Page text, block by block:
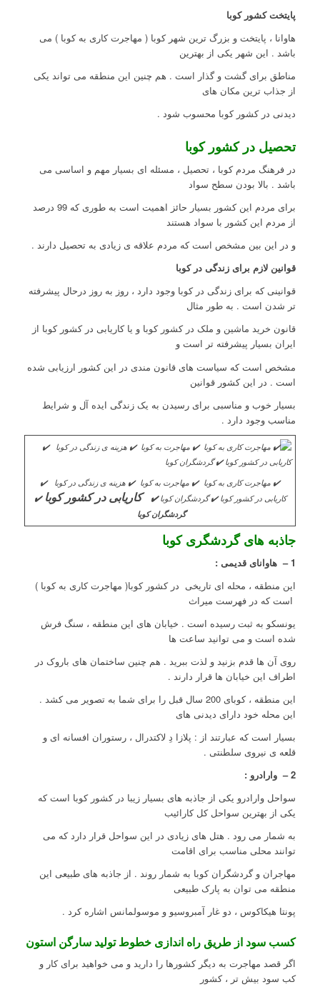
پایتخت کشور کوبا
هاوانا ، پایتخت و بزرگ ترین شهر کوبا ( مهاجرت کاری به کوبا ) می
باشد . این شهر یکی از بهترین
مناطق برای گشت و گذار است . هم چنین این منطقه می تواند یکی
از جذاب ترین مکان های
دیدنی در کشور کوبا محسوب شود .
تحصیل در کشور کوبا
در فرهنگ مردم کوبا ، تحصیل ، مسئله ای بسیار مهم و اساسی می
باشد . بالا بودن سطح سواد
برای مردم این کشور بسیار حائز اهمیت است به طوری که 99 درصد
از مردم این کشور با سواد هستند
و در این بین مشخص است که مردم علاقه ی زیادی به تحصیل دارند .
قوانین لازم برای زندگی در کوبا
قوانینی که برای زندگی در کوبا وجود دارد ، روز به روز درحال پیشرفته
تر شدن است . به طور مثال
قانون خرید ماشین و ملک در کشور کوبا و یا کاریابی در کشور کوبا از
ایران بسیار پیشرفته تر است و
مشخص است که سیاست های قانون مندی در این کشور ارزیابی شده
است . در این کشور قوانین
بسیار خوب و مناسبی برای رسیدن به یک زندگی ایده آل و شرایط
مناسب وجود دارد .
✔️ مهاجرت کاری به کوبا ✔️ مهاجرت به کوبا ✔️ هزینه ی زندگی در کوبا ✔️
کاریابی در کشور کوبا ✔️ گردشگران کوبا✔️ کاریابی در کشور کوبا✔️
گردشگران کوبا
جاذبه های گردشگری کوبا
1 – هاوانای قدیمی :
این منطقه ، محله ای تاریخی در کشور کوبا( مهاجرت کاری به کوبا )
است که در فهرست میراث
یونسکو به ثبت رسیده است . خیابان های این منطقه ، سنگ فرش
شده است و می توانید ساعت ها
روی آن ها قدم بزنید و لذت ببرید . هم چنین ساختمان های باروک در
اطراف این خیابان ها قرار دارند .
این منطقه ، کوبای 200 سال قبل را برای شما به تصویر می کشد .
این محله خود دارای دیدنی های
بسیار است که عبارتند از : پلازا دِ لاکتدرال ، رستوران افسانه ای و
قلعه ی نیروی سلطنتی .
2 – وارادرو :
سواحل وارادرو یکی از جاذبه های بسیار زیبا در کشور کوبا است که
یکی از بهترین سواحل کل کارائیب
به شمار می رود . هتل های زیادی در این سواحل قرار دارد که می
توانند محلی مناسب برای اقامت
مهاجران و گردشگران کوبا به شمار روند . از جاذبه های طبیعی این
منطقه می توان به پارک طبیعی
پونتا هیکاکوس ، دو غار آمبروسیو و موسولمانس اشاره کرد .
کسب سود از طریق راه اندازی خطوط تولید سارگن استون
اگر قصد مهاجرت به دیگر کشورها را دارید و می خواهید برای کار و
کب سود بیش تر ، کشور